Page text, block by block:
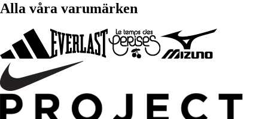
Alla våra varumärken